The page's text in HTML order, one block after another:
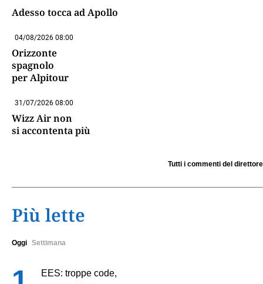
Adesso tocca ad Apollo
04/08/2026 08:00
Orizzonte
spagnolo
per Alpitour
31/07/2026 08:00
Wizz Air non
si accontenta più
Tutti i commenti del direttore
Più lette
Oggi Settimana
EES: troppe code,